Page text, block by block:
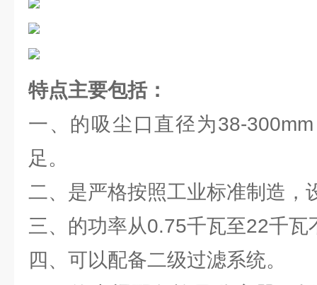
特点主要包括：
一、的吸尘口直径为38-
足。
二、是严格按照工业标准制造，
三、的功率从0.75千瓦至22千瓦
四、可以配备二级过滤系统。